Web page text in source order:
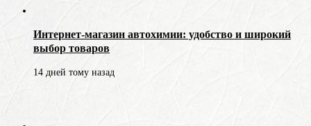
Интернет-магазин автохимии: удобство и широкий
выбор товаров
14 дней тому назад